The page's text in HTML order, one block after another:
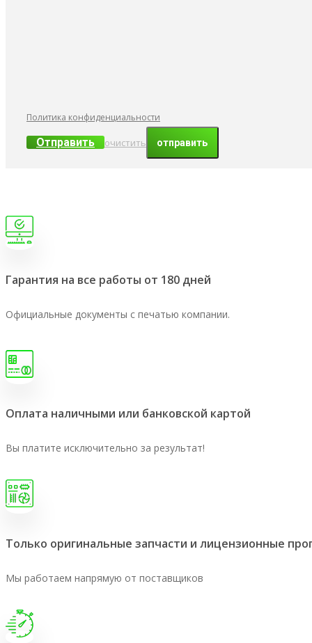
Политика конфиденциальности
Отправить очистить
Гарантия на все работы от 180 дней
Официальные документы с печатью компании.
Оплата наличными или банковской картой
Вы платите исключительно за результат!
Только оригинальные запчасти и лицензионные
Мы работаем напрямую от поставщиков